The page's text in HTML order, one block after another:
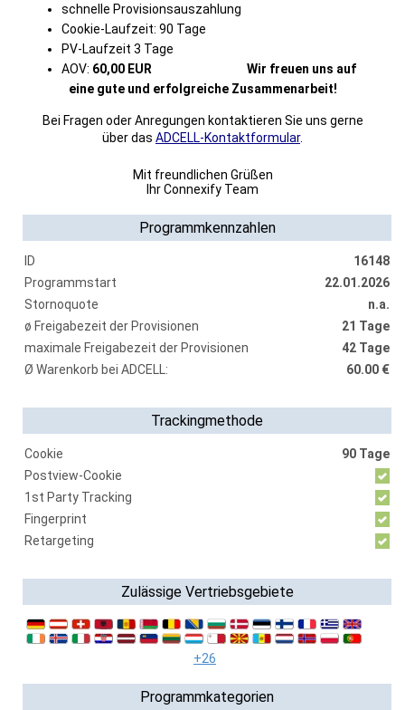
schnelle Provisionsauszahlung
Cookie-Laufzeit: 90 Tage
PV-Laufzeit 3 Tage
AOV: 60,00 EUR
Wir freuen uns auf
eine gute und erfolgreiche Zusammenarbeit!
Bei Fragen oder Anregungen kontaktieren Sie uns gerne
über das ADCELL-Kontaktformular.
Mit freundlichen Grüßen
Ihr Connexify Team
Programmkennzahlen
ID
16148
Programmstart
22.01.2026
Stornoquote
n.a.
ø Freigabezeit der Provisionen
21 Tage
maximale Freigabezeit der Provisionen
42 Tage
Ø Warenkorb bei ADCELL:
60.00 €
Trackingmethode
Cookie
90 Tage
Postview-Cookie
1st Party Tracking
Fingerprint
Retargeting
Zulässige Vertriebsgebiete
+26
Programmkategorien